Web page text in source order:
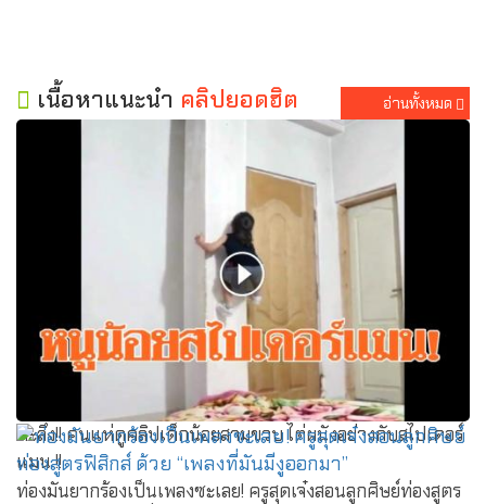
เนื้อหาแนะนำ คลิปยอดฮิต อ่านทั้งหมด
ตะลึง!! คนแห่ดูคลิปเด็กน้อยสามขวบ ไต่ผนังอย่างกับสไปเดอร์
แมน !!
ท่องมันยากร้องเป็นเพลงซะเลย! ครูสุดเจ๋งสอนลูกศิษย์ท่องสูตร